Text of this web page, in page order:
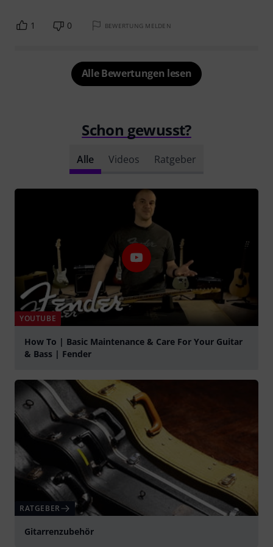
1 0 BEWERTUNG MELDEN
Alle Bewertungen lesen
Schon gewusst?
Alle Videos Ratgeber
YOUTUBE
How To | Basic Maintenance & Care For Your Guitar
& Bass | Fender
RATGEBER
Gitarrenzubehör